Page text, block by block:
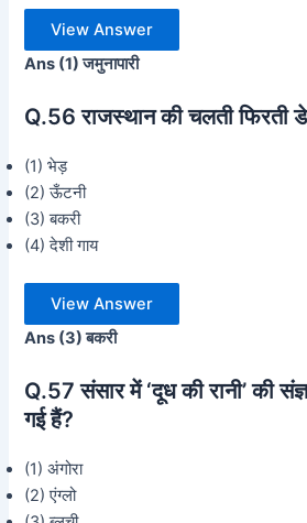
View Answer
Ans (1) जमुनापारी
Q.56 राजस्थान की चलती फिरती
(1) भेड़
(2) ऊँटनी
(3) बकरी
(4) देशी गाय
View Answer
Ans (3) बकरी
Q.57 संसार में ‘दूध की रानी’ की
गई हैं?
(1) अंगोरा
(2) एंग्लो